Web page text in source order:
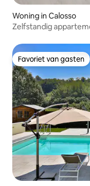
Woning in Calosso
Zelfstandig
Favoriet van gasten
Favoriet van gasten